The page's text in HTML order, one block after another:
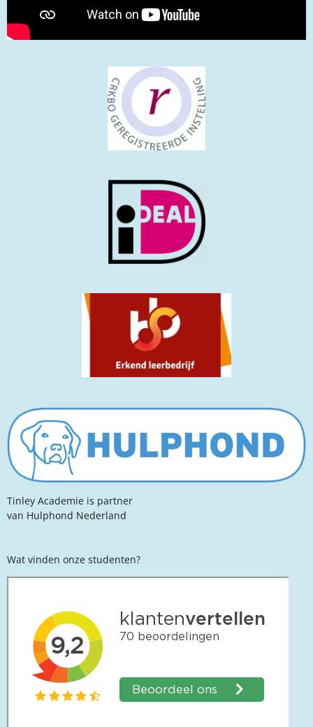
Tinley Academie is partner
van Hulphond Nederland
Wat vinden onze studenten?